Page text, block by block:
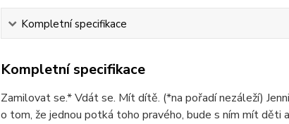
Kompletní specifikace
Kompletní specifikace
Zamilovat se.* Vdát se. Mít dítě. (*na pořadí nezáleží)
o tom, že jednou potká toho pravého, bude s ním mít děti